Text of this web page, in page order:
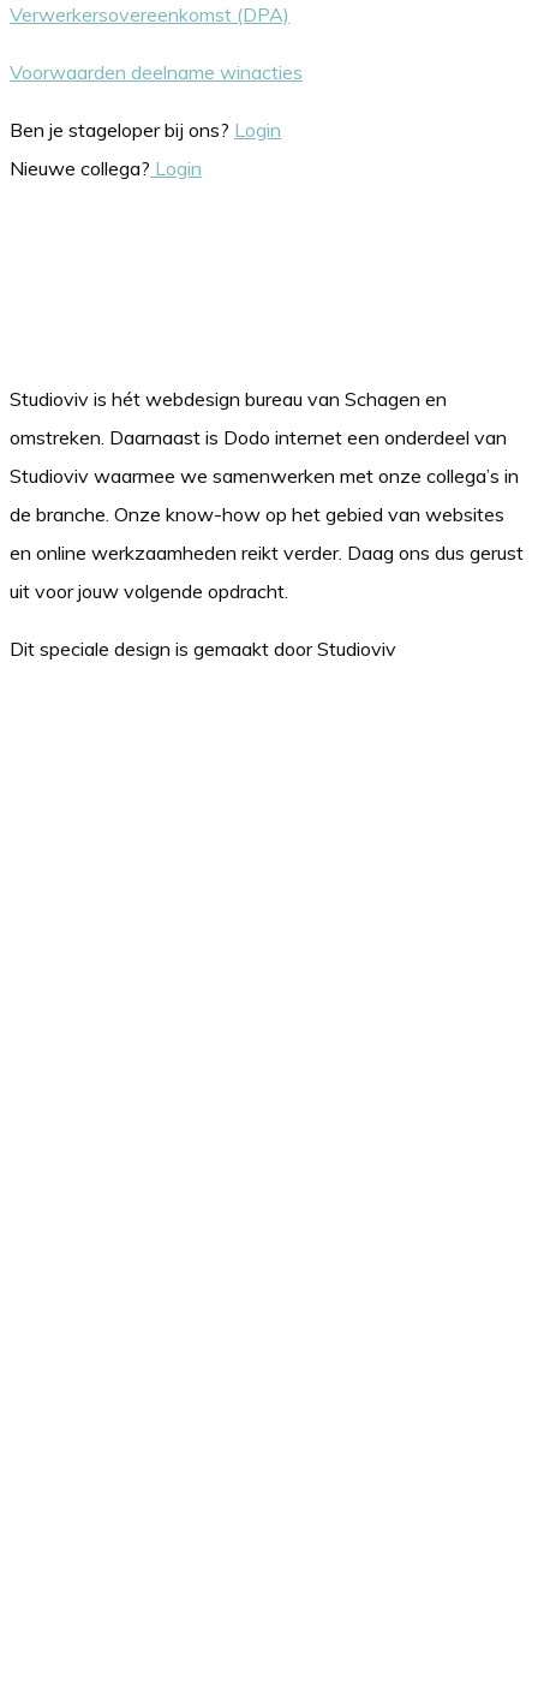
Verwerkersovereenkomst (DPA)
Voorwaarden deelname winacties
Ben je stageloper bij ons? Login
Nieuwe collega? Login
Studioviv is hét webdesign bureau van Schagen en
omstreken. Daarnaast is Dodo internet een onderdeel van
Studioviv waarmee we samenwerken met onze collega’s in
de branche. Onze know-how op het gebied van websites
en online werkzaamheden reikt verder. Daag ons dus gerust
uit voor jouw volgende opdracht.
Dit speciale design is gemaakt door Studioviv